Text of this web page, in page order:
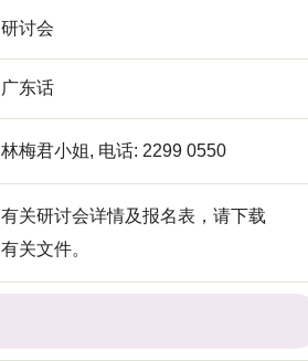
研讨会
广东话
林梅君小姐, 电话: 2299 0550
有关研讨会详情及报名表，请下载
有关文件。